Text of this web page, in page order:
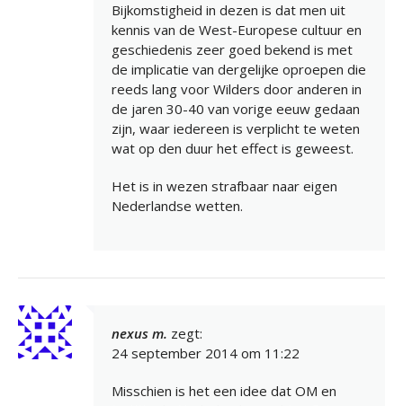
Bijkomstigheid in dezen is dat men uit
kennis van de West-Europese cultuur en
geschiedenis zeer goed bekend is met
de implicatie van dergelijke oproepen die
reeds lang voor Wilders door anderen in
de jaren 30-40 van vorige eeuw gedaan
zijn, waar iedereen is verplicht te weten
wat op den duur het effect is geweest.
Het is in wezen strafbaar naar eigen
Nederlandse wetten.
nexus m. zegt:
24 september 2014 om 11:22
Misschien is het een idee dat OM en